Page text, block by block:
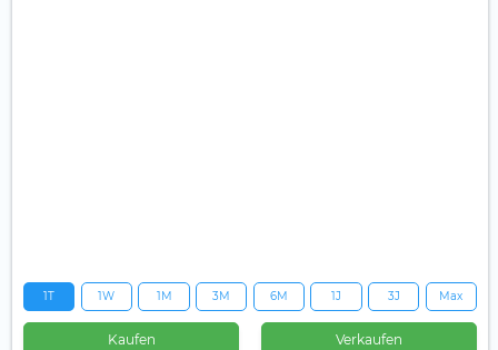
1T 1W 1M 3M 6M 1J 3J Max
Kaufen Verkaufen